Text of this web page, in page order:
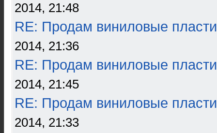
2014, 21:48
RE: Продам виниловые
2014, 21:36
RE: Продам виниловые
2014, 21:45
RE: Продам виниловые
2014, 21:33